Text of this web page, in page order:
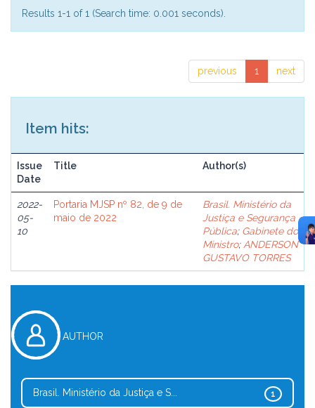
Results 1-1 of 1 (Search time: 0.001 seconds).
previous 1 next
Item hits:
Issue
Date
Title Author(s)
2022-
05-
10
Portaria MJSP nº 82, de 9 de
maio de 2022
Brasil. Ministério da
Justiça e Segurança
Pública; Gabinete do
Ministro; ANDERSON
GUSTAVO TORRES
AUTHOR
1
Brasil. Ministério da Justiça e S...